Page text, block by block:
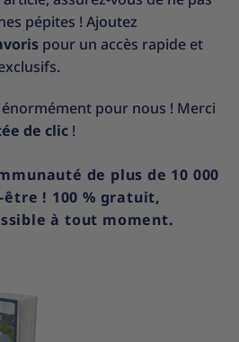
pépites ! Ajoutez
pour un accès rapide et
pour nous ! Merci
de clic !
de plus de 10 000
être ! 100 % gratuit,
à tout moment.